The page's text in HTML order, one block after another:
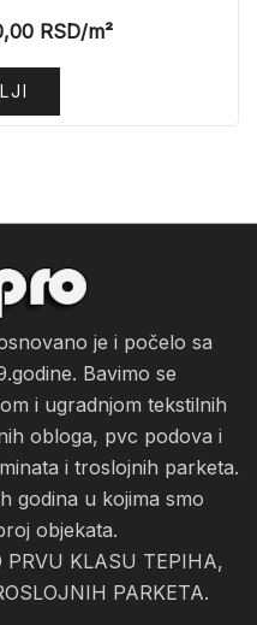
RSD/m²
je i počelo sa
Bavimo se
i ugradnjom tekstilnih
obloga, pvc podova i
i troslojnih parketa.
godina u kojima smo
objekata.
PRVU KLASU TEPIHA,
PARKETA.